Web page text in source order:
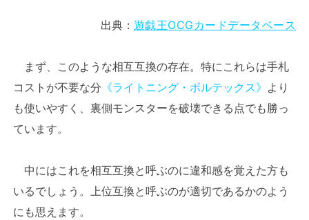
出典： 遊戯王OCGカードデータベース
まず、このような相互互換の存在。特にこれらは手札
コストが不要な分 《ライトニング・ボルテックス》 より
も使いやすく、裏側モンスターを破壊できる点でも勝っ
ています。
中にはこれを相互互換と呼ぶのに違和感を覚えた方も
いるでしょう。上位互換と呼ぶのが適切であるかのよう
にも思えます。